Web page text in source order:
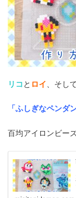
リコ と ロイ 、そし
「ふしぎなペンダ
百均アイロンビー